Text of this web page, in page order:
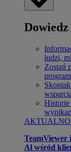
ludzi,
Zostań
Historie
TeamViewer
Al wśród